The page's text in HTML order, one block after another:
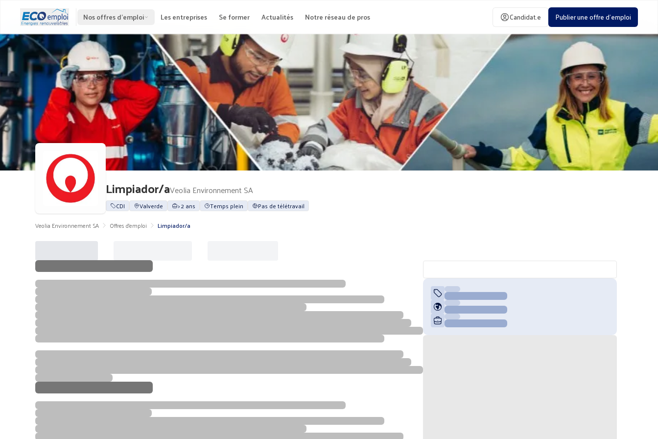
Nos offres d'emploi Les entreprises Se former Actualités Notre réseau de pros Candidat.e Publier une offre d'emploi
Limpiador/aVeolia Environnement SA
CDI Valverde > 2 ans Temps plein
Pas de télétravail
Veolia Environnement SA
Offres d'emploi Limpiador/a